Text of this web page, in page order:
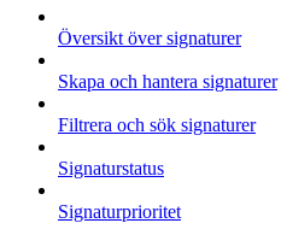
Översikt över signaturer
Skapa och hantera signaturer
Filtrera och sök signaturer
Signaturstatus
Signaturprioritet